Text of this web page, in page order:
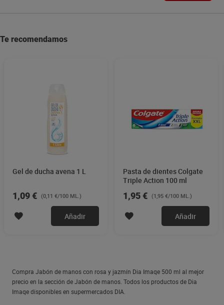
Te recomendamos
Gel de ducha avena 1 L
1,09 € (0,11 €/100 ML.)
Añadir
Pasta de dientes Colgate
Triple Action 100 ml
1,95 € (1,95 €/100 ML.)
Añadir
Compra Jabón de manos con rosa y jazmín Dia Imaqe 500 ml al mejor
precio en la sección de Jabón de manos. Todos los productos de Dia
Imaqe disponibles en supermercados DIA.